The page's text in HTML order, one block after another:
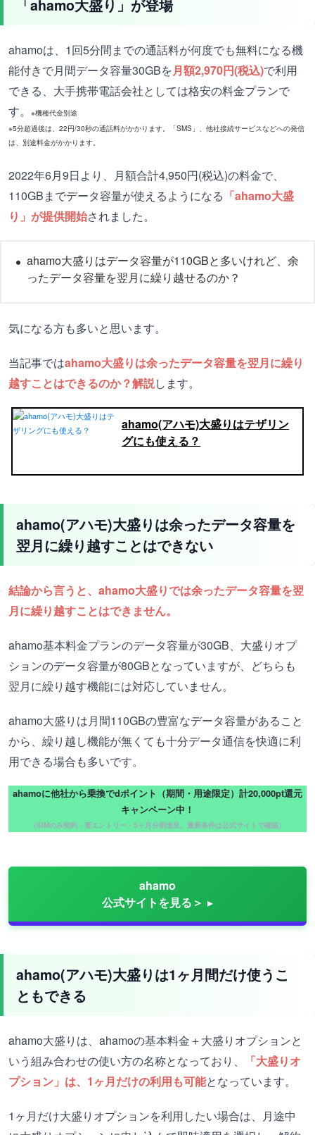
「ahamo大盛り」が登場
ahamoは、1回5分間までの通話料が何度でも無料になる機
能付きで月間データ容量30GBを月額2,970円(税込)で利用
できる、大手携帯電話会社としては格安の料金プランで
す。
※機種代金別途
※5分超過後は、22円/30秒の通話料がかかります。「SMS」、他社接続サービスなどへの発信
は、別途料金がかかります。
2022年6月9日より、月額合計4,950円(税込)の料金で、
110GBまでデータ容量が使えるようになる 「ahamo大盛
り」が提供開始されました。
ahamo大盛りはデータ容量が110GBと多いけれど、余
ったデータ容量を翌月に繰り越せるのか？
気になる方も多いと思います。
当記事ではahamo大盛りは余ったデータ容量を翌月に繰り
越すことはできるのか？解説します。
ahamo(アハモ)大盛りはテザリン
グにも使える？
ahamo(アハモ)大盛りは余ったデータ容量を
翌月に繰り越すことはできない
結論から言うと、ahamo大盛りでは余ったデータ容量を翌
月に繰り越すことはできません。
ahamo基本料金プランのデータ容量が30GB、大盛りオプ
ションのデータ容量が80GBとなっていますが、どちらも
翌月に繰り越す機能には対応していません。
ahamo大盛りは月間110GBの豊富なデータ容量があること
から、繰り越し機能が無くても十分データ通信を快適に利
用できる場合も多いです。
ahamoに他社から乗換でdポイント（期間・用途限定）計20,000pt還元
キャンペーン中！
（SIMのみ契約・要エントリー・5ヶ月分割進呈。最新条件は公式サイトで確認）
ahamo
公式サイトを見る＞
ahamo(アハモ)大盛りは1ヶ月間だけ使うこ
ともできる
ahamo大盛りは、ahamoの基本料金＋大盛りオプションと
いう組み合わせの使い方の名称となっており、
「大盛りオ
プション」は、1ヶ月だけの利用も可能となっています。
1ヶ月だけ大盛りオプションを利用したい場合は、月途中